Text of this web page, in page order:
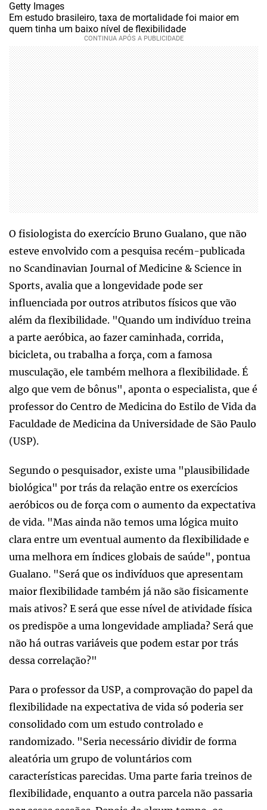
Getty Images
Em estudo brasileiro, taxa de mortalidade foi maior em
quem tinha um baixo nível de flexibilidade
O fisiologista do exercício Bruno Gualano, que não
esteve envolvido com a pesquisa recém-publicada
no Scandinavian Journal of Medicine & Science in
Sports, avalia que a longevidade pode ser
influenciada por outros atributos físicos que vão
além da flexibilidade. "Quando um indivíduo treina
a parte aeróbica, ao fazer caminhada, corrida,
bicicleta, ou trabalha a força, com a famosa
musculação, ele também melhora a flexibilidade. É
algo que vem de bônus", aponta o especialista, que é
professor do Centro de Medicina do Estilo de Vida da
Faculdade de Medicina da Universidade de São Paulo
(USP).
Segundo o pesquisador, existe uma "plausibilidade
biológica" por trás da relação entre os exercícios
aeróbicos ou de força com o aumento da expectativa
de vida. "Mas ainda não temos uma lógica muito
clara entre um eventual aumento da flexibilidade e
uma melhora em índices globais de saúde", pontua
Gualano. "Será que os indivíduos que apresentam
maior flexibilidade também já não são fisicamente
mais ativos? E será que esse nível de atividade física
os predispõe a uma longevidade ampliada? Será que
não há outras variáveis que podem estar por trás
dessa correlação?"
Para o professor da USP, a comprovação do papel da
flexibilidade na expectativa de vida só poderia ser
consolidado com um estudo controlado e
randomizado. "Seria necessário dividir de forma
aleatória um grupo de voluntários com
características parecidas. Uma parte faria treinos de
flexibilidade, enquanto a outra parcela não passaria